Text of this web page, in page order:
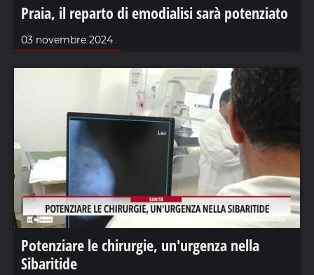
Praia, il reparto di emodialisi sarà potenziato
03 novembre 2024
Potenziare le chirurgie, un'urgenza nella
Sibaritide